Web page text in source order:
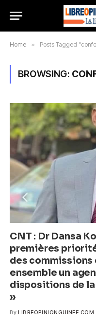
Home » Posts Tagged
BROWSING:
CNT : Dr Dansa
premières
des
ensemble un
dispositions de
»
By LIBREOPINIONGUINEE.COM